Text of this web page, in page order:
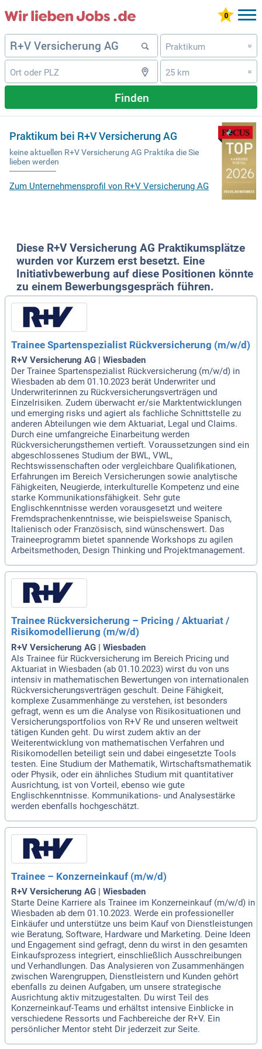
Praktikum »
25 km »
Finden
Praktikum bei R+V Versicherung AG
keine aktuellen R+V Versicherung AG Praktika die Sie
lieben werden
Zum Unternehmensprofil von R+V Versicherung AG
Diese R+V Versicherung AG Praktikumsplätze
wurden vor Kurzem erst besetzt. Eine
Initiativbewerbung auf diese Positionen könnte
zu einem Bewerbungsgespräch führen.
Trainee Spartenspezialist Rückversicherung (m/w/d)
R+V Versicherung AG | Wiesbaden
Der Trainee Spartenspezialist Rückversicherung (m/w/d) in
Wiesbaden ab dem 01.10.2023 berät Underwriter und
Underwriterinnen zu Rückversicherungsverträgen und
Einzelrisiken. Zudem überwacht er/sie Marktentwicklungen
und emerging risks und agiert als fachliche Schnittstelle zu
anderen Abteilungen wie dem Aktuariat, Legal und Claims.
Durch eine umfangreiche Einarbeitung werden
Rückversicherungsthemen vertieft. Voraussetzungen sind ein
abgeschlossenes Studium der BWL, VWL,
Rechtswissenschaften oder vergleichbare Qualifikationen,
Erfahrungen im Bereich Versicherungen sowie analytische
Fähigkeiten, Neugierde, interkulturelle Kompetenz und eine
starke Kommunikationsfähigkeit. Sehr gute
Englischkenntnisse werden vorausgesetzt und weitere
Fremdsprachenkenntnisse, wie beispielsweise Spanisch,
Italienisch oder Französisch, sind wünschenswert. Das
Traineeprogramm bietet spannende Workshops zu agilen
Arbeitsmethoden, Design Thinking und Projektmanagement.
Trainee Rückversicherung – Pricing / Aktuariat /
Risikomodellierung (m/w/d)
R+V Versicherung AG | Wiesbaden
Als Trainee für Rückversicherung im Bereich Pricing und
Aktuariat in Wiesbaden (ab 01.10.2023) wirst du von uns
intensiv in mathematischen Bewertungen von internationalen
Rückversicherungsverträgen geschult. Deine Fähigkeit,
komplexe Zusammenhänge zu verstehen, ist besonders
gefragt, wenn es um die Analyse von Risikosituationen und
Versicherungsportfolios von R+V Re und unseren weltweit
tätigen Kunden geht. Du wirst zudem aktiv an der
Weiterentwicklung von mathematischen Verfahren und
Risikomodellen beteiligt sein und dabei eingesetzte Tools
testen. Eine Studium der Mathematik, Wirtschaftsmathematik
oder Physik, oder ein ähnliches Studium mit quantitativer
Ausrichtung, ist von Vorteil, ebenso wie gute
Englischkenntnisse. Kommunikations- und Analysestärke
werden ebenfalls hochgeschätzt.
Trainee – Konzerneinkauf (m/w/d)
R+V Versicherung AG | Wiesbaden
Starte Deine Karriere als Trainee im Konzerneinkauf (m/w/d) in
Wiesbaden ab dem 01.10.2023. Werde ein professioneller
Einkäufer und unterstütze uns beim Kauf von Dienstleistungen
wie Beratung, Software, Hardware und Marketing. Deine Ideen
und Engagement sind gefragt, denn du wirst in den gesamten
Einkaufsprozess integriert, einschließlich Ausschreibungen
und Verhandlungen. Das Analysieren von Zusammenhängen
zwischen Warengruppen, Dienstleistern und Kunden gehört
ebenfalls zu deinen Aufgaben, um unsere strategische
Ausrichtung aktiv mitzugestalten. Du wirst Teil des
Konzerneinkauf-Teams und erhältst intensive Einblicke in
verschiedene Ressorts und Fachbereiche der R+V. Ein
persönlicher Mentor steht Dir jederzeit zur Seite.